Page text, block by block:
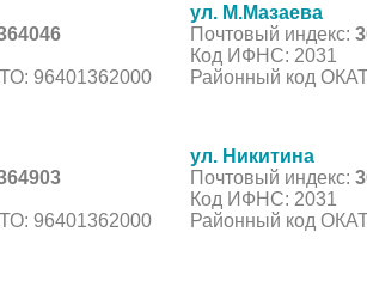
96401362000
ул. М.Мазаева
Почтовый индекс:
Код ИФНС: 2031
Районный код
96401362000
ул. Никитина
Почтовый индекс:
Код ИФНС: 2031
Районный код